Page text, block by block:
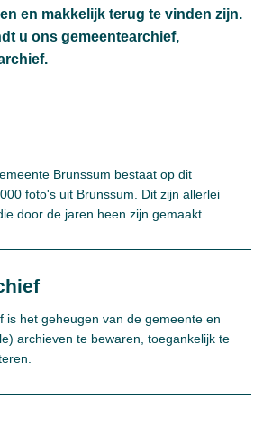
en makkelijk terug te vinden zijn.
u ons gemeentearchief,
Brunssum bestaat op dit
foto's uit Brunssum. Dit zijn allerlei
door de jaren heen zijn gemaakt.
is het geheugen van de gemeente en
archieven te bewaren, toegankelijk te